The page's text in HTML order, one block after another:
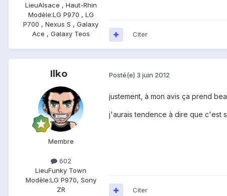
LieuAlsace , Haut-Rhin
Modèle:LG P970 , LG
P700 , Nexus S , Galaxy
Ace , Galaxy Teos
Citer
Ilko
Membre
602
LieuFunky Town
Modèle:LG P970, Sony
ZR
Posté(e) 3 juin 2012
justement, à mon avis ça prend
j'aurais tendence à dire que c'est
Citer